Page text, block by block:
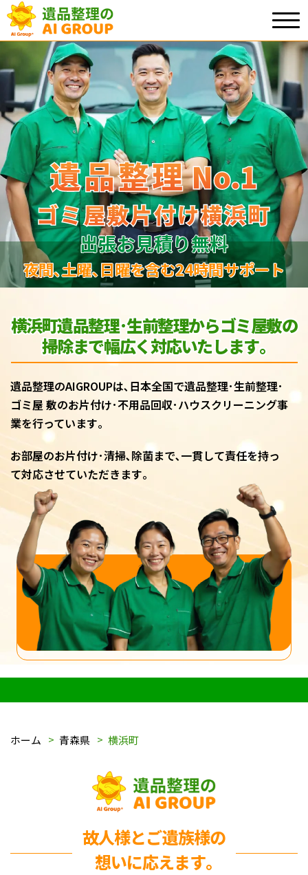
遺品整理No.1
ゴミ屋敷片付け横浜町
遺品整理No.1
ゴミ屋敷片付け横浜町
出張お見積り無料
夜間､土曜､日曜を含む24時間サポート
横浜町遺品整理･生前整理からゴミ屋敷の
掃除まで幅広く対応いたします｡
遺品整理のAIGROUPは､日本全国で遺品整理･生前整理･
ゴミ屋 敷のお片付け･不用品回収･ハウスクリーニング事
業を行っています｡
お部屋のお片付け･清掃､除菌まで､一貫して責任を持っ
て対応させていただきます｡
ホーム 青森県 横浜町
故人様とご遺族様の
想いに応えます｡